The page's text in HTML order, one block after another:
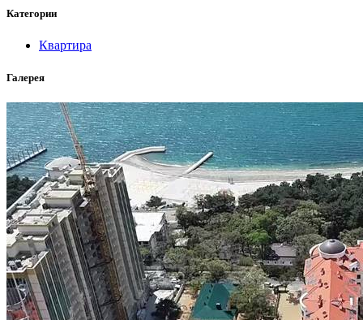
Категории
Квартира
Галерея